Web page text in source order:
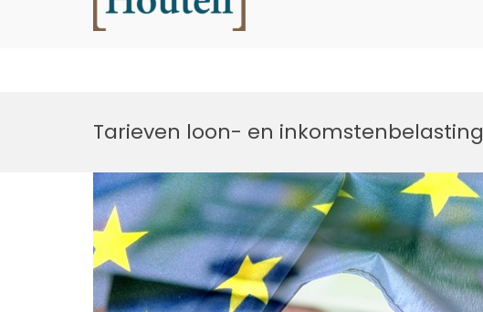
Tarieven loon- en inkomstenbelasting